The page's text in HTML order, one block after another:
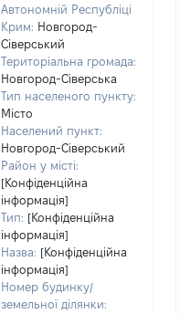
Автономній Республіці
Крим: Новгород-
Сіверський
Територіальна громада:
Новгород-Сіверська
Тип населеного пункту:
Місто
Населений пункт:
Новгород-Сіверський
Район у місті:
[Конфіденційна
інформація]
Тип: [Конфіденційна
інформація]
Назва: [Конфіденційна
інформація]
Номер будинку/
земельної ділянки: